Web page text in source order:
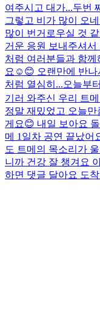
여주시고 대가...두번
그렇고 비가 많이 오
많이 번거로우실 것
거운 응원 보내주셔
처럼 여러분들과 함
요☺️😊 오랜만에 반나
처럼 열심히...오늘부
기러 와주신 우리 트
정말 재밌었고 오늘
게요😊 내일 보아요
메 1일차 공연 끝났어
도 트메의 목소리가
니까 건강 잘 챙겨요
하면 댓글 달아요 도